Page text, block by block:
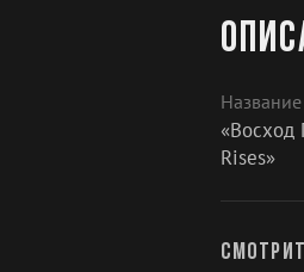
Название
«Восход
Rises»